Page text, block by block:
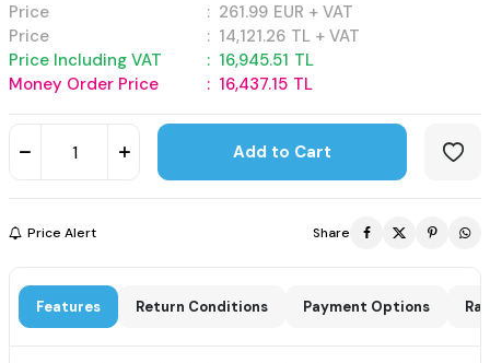
Price : 261.99 EUR + VAT
Price
: 14,121.26 TL + VAT
Price Including VAT
: 16,945.51 TL
Money Order Price
: 16,437.15 TL
Add to Cart
Price Alert Share
Features Return Conditions Payment Options